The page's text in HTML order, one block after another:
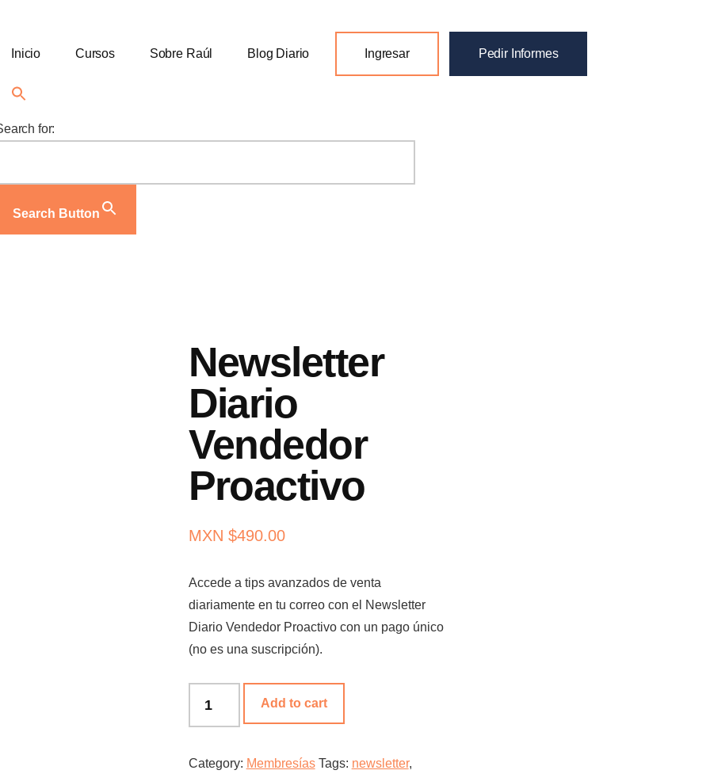
Inicio Cursos Sobre Raúl Blog Diario Ingresar Pedir Informes
for:
Search Button
Newsletter
Diario
Vendedor
Proactivo
MXN $490.00
Accede a tips avanzados de venta
diariamente en tu correo con el Newsletter
Diario Vendedor Proactivo con un pago único
(no es una suscripción).
Proactivo
Add to cart
Category: Membresías Tags: newsletter,